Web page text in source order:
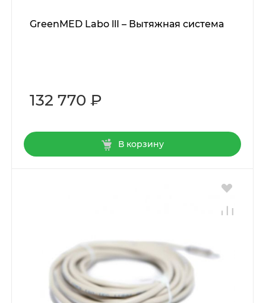
GreenMED Labo llI – Вытяжная система
132 770 ₽
В корзину